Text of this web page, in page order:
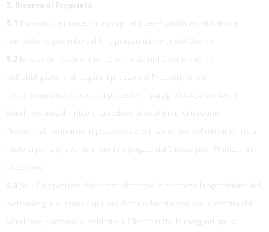
5. Riserva di Proprietà
5.1
Il Venditore manterrà la proprietà dei Prodotti venduti fino al
completo pagamento del loro prezzo da parte del Cliente.
5.2 In caso di inadempimento o ritardo nell’adempimento
dell’obbligazione di pagare il prezzo dei Prodotti, fermo
restandoquanto previsto ai precedenti paragrafi 4.4, 4.5 e 4.6, il
Venditore avrà il diritto di accedere ai locali in cui si trovano i
Prodotti, di rientrarne in possesso e di incamerare definitivamente, a
titolo di penale, eventuali somme pagate dal Cliente per i Prodotti in
questione.
5.3 Se il Compratore chiedesse di tenere in sospeso la spedizione del
materiale già ultimato e qualora detta richiesta venisse accettata dal
Venditore, saranno addebitate al Cliente tutte le maggiori spese,